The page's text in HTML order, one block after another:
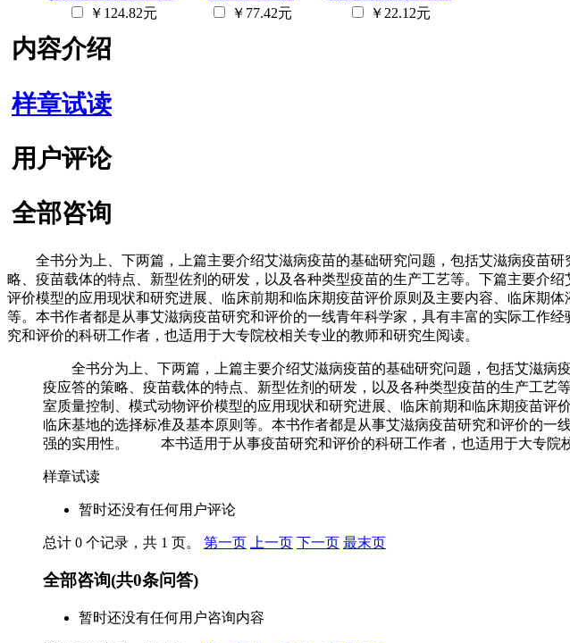
￥124.82元
￥77.42元
￥22.12元
内容介绍
样章试读
用户评论
全部咨询
全书分为上、下两篇，上篇主要介绍艾滋病疫苗的基础研究问题，包括艾滋病疫苗研
略、疫苗载体的特点、新型佐剂的研发，以及各种类型疫苗的生产工艺等。下篇主要介
评价模型的应用现状和研究进展、临床前期和临床期疫苗评价原则及主要内容、临床期
等。本书作者都是从事艾滋病疫苗研究和评价的一线青年科学家，具有丰富的实际工
究和评价的科研工作者，也适用于大专院校相关专业的教师和研究生阅读。
全书分为上、下两篇，上篇主要介绍艾滋病疫苗的基础研究问题，包括艾滋病
疫应答的策略、疫苗载体的特点、新型佐剂的研发，以及各种类型疫苗的生产工
室质量控制、模式动物评价模型的应用现状和研究进展、临床前期和临床期疫苗
临床基地的选择标准及基本原则等。本书作者都是从事艾滋病疫苗研究和评价的
强的实用性。 本书适用于从事疫苗研究和评价的科研工作者，也适用于大专院校
样章试读
暂时还没有任何用户评论
总计 0 个记录，共 1 页。 第一页 上一页 下一页 最末页
全部咨询(共0条问答)
暂时还没有任何用户咨询内容